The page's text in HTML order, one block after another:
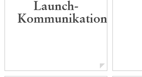
Launch-
Kommunikation